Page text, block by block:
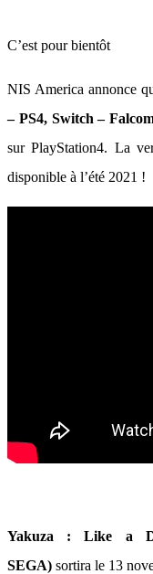
C’est pour bientôt
NIS America annonce
– PS4, Switch –
sur PlayStation4. La
disponible à l’été 2021 !
Yakuza : Like a
SEGA) sortira le 13